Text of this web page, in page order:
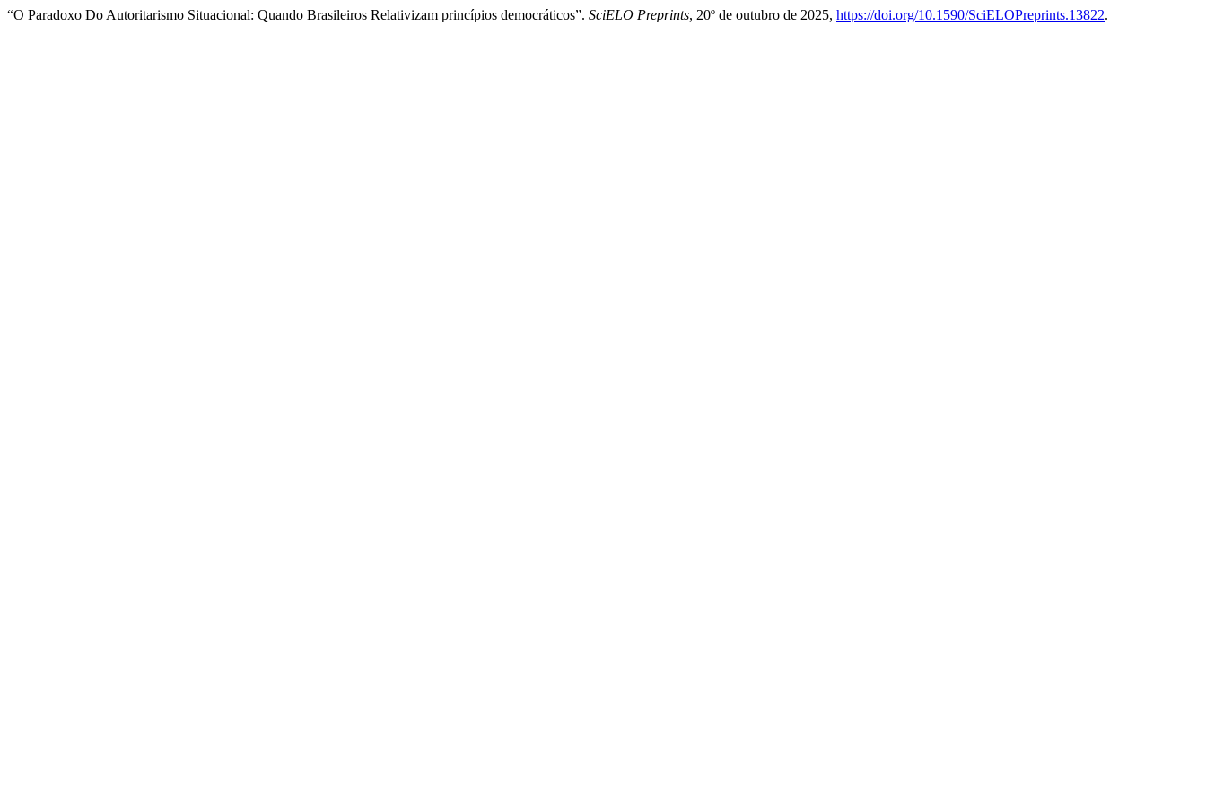
“O Paradoxo Do Autoritarismo Situacional: Quando Brasileiros Relativizam princípios democráticos”. SciELO Preprints, 20º de outubro de 2025, https://doi.org/10.1590/SciELOPreprints.13822.